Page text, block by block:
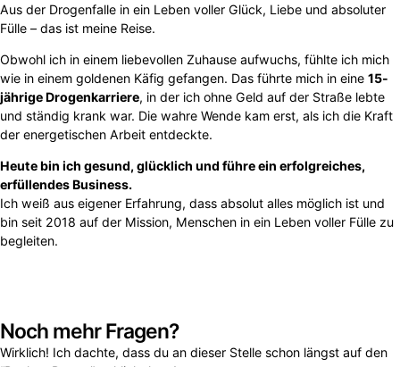
Aus der Drogenfalle in ein Leben voller Glück, Liebe und absoluter
Fülle – das ist meine Reise.
Obwohl ich in einem liebevollen Zuhause aufwuchs, fühlte ich mich
wie in einem goldenen Käfig gefangen. Das führte mich in eine 15-
jährige Drogenkarriere, in der ich ohne Geld auf der Straße lebte
und ständig krank war. Die wahre Wende kam erst, als ich die Kraft
der energetischen Arbeit entdeckte.
Heute bin ich gesund, glücklich und führe ein erfolgreiches,
erfüllendes Business.
Ich weiß aus eigener Erfahrung, dass absolut alles möglich ist und
bin seit 2018 auf der Mission, Menschen in ein Leben voller Fülle zu
begleiten.
Noch mehr Fragen?
Wirklich! Ich dachte, dass du an dieser Stelle schon längst auf den